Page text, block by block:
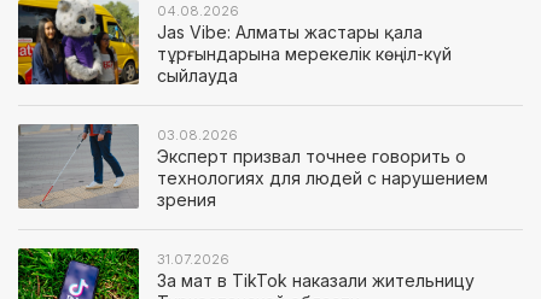
04.08.2026
Jas Vibe: Алматы жастары қала
тұрғындарына мерекелік көңіл-күй
сыйлауда
03.08.2026
Эксперт призвал точнее говорить о
технологиях для людей с нарушением
зрения
31.07.2026
За мат в TikTok наказали жительницу